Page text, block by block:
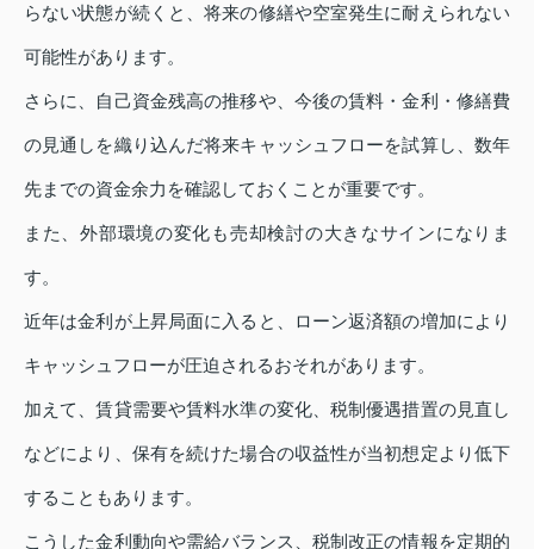
らない状態が続くと、将来の修繕や空室発生に耐えられない
可能性があります。
さらに、自己資金残高の推移や、今後の賃料・金利・修繕費
の見通しを織り込んだ将来キャッシュフローを試算し、数年
先までの資金余力を確認しておくことが重要です。
また、外部環境の変化も売却検討の大きなサインになりま
す。
近年は金利が上昇局面に入ると、ローン返済額の増加により
キャッシュフローが圧迫されるおそれがあります。
加えて、賃貸需要や賃料水準の変化、税制優遇措置の見直し
などにより、保有を続けた場合の収益性が当初想定より低下
することもあります。
こうした金利動向や需給バランス、税制改正の情報を定期的